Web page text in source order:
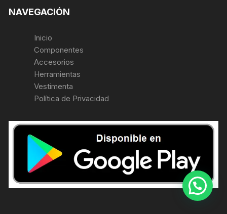
NAVEGACIÓN
Inicio
Componentes
Accesorios
Herramientas
Vestimenta
Política de Privacidad